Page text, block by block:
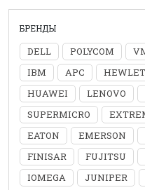
БРЕНДЫ
DELL POLYCOM
IBM
APC
HUAWEI
LENOVO
SUPERMICRO
EATON
EMERSON
FINISAR
FUJITSU
IOMEGA
JUNIPER